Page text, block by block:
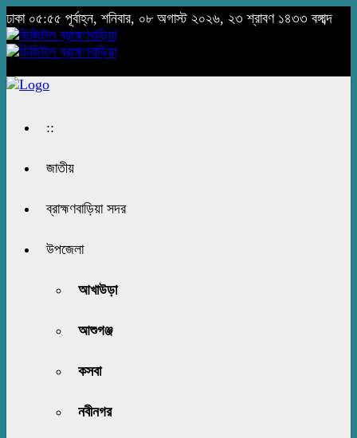
ঢাকা ০৫:৫৫ পূর্বাহ্ন, শনিবার, ০৮ অগাস্ট ২০২৬, ২৩ শ্রাবণ ১৪৩৩ বঙ্গাব্দ
::
জাতীয়
ব্রাহ্মণবাড়িয়া সদর
উপজেলা
আখাউড়া
আশুগঞ্জ
কসবা
নবীনগর